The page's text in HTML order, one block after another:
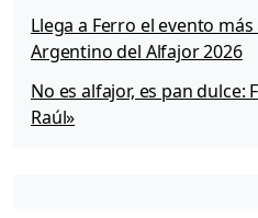
Llega a Ferro el evento
Argentino del Alfajor 2026
No es alfajor, es pan dulce:
Raúl»